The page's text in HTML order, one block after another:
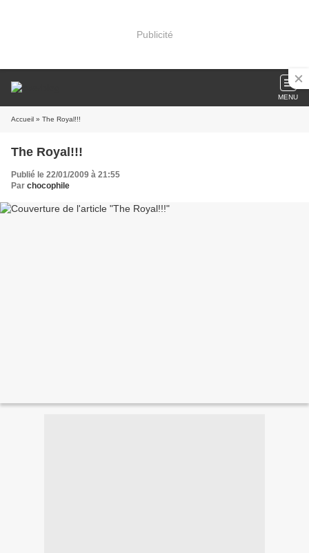
Publicité
MENU
Accueil » The Royal!!!
The Royal!!!
Publié le 22/01/2009 à 21:55
Par chocophile